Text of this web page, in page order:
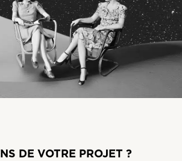
DE VOTRE PROJET ?